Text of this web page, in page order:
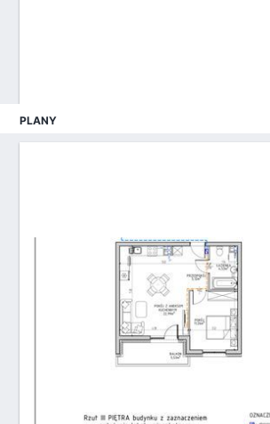
PLANY
Poprzednie